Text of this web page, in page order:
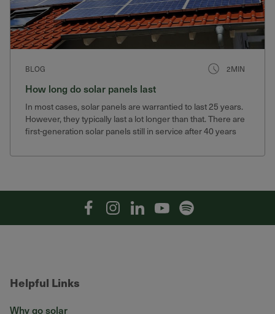
BLOG 2MIN
How long do solar panels last
In most cases, solar panels are warrantied to last 25 years.
However, they typically last a lot longer than that. There are
first-generation solar panels still in service after 40 years
FacebookInstagramLinkedinYouTubeSpotify
Helpful Links
Why go solar